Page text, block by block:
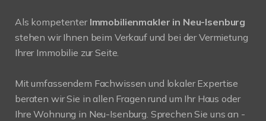
Als kompetenter Immobilienmakler in Neu-Isenburg
stehen wir Ihnen beim Verkauf und bei der Vermietung
Ihrer Immobilie zur Seite.
Mit umfassendem Fachwissen und lokaler Expertise
beraten wir Sie in allen Fragen rund um Ihr Haus oder
Ihre Wohnung in Neu-Isenburg. Sprechen Sie uns an -